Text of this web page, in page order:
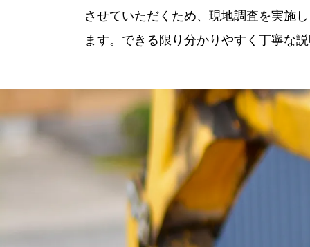
させていただくため、現地調査を実施
ます。できる限り分かりやすく丁寧な